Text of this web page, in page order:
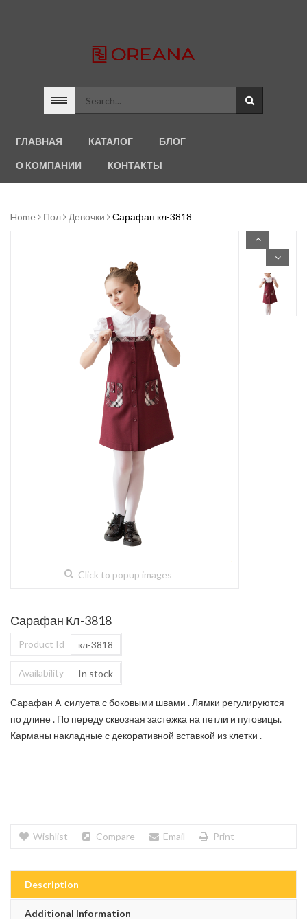
ГЛАВНАЯ КАТАЛОГ БЛОГ
О КОМПАНИИ КОНТАКТЫ
Home Пол Девочки Сарафан кл-3818
Click to popup images
Сарафан Кл-3818
Product Id кл-3818
Availability In stock
Сарафан А-силуета с боковыми швами . Лямки регулируются
по длине . По переду сквозная застежка на петли и пуговицы.
Карманы накладные с декоративной вставкой из клетки .
Wishlist Compare Email Print
Description
Additional Information